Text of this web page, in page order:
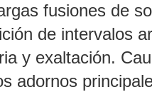
fusiones de
de intervalos
y exaltación.
adornos